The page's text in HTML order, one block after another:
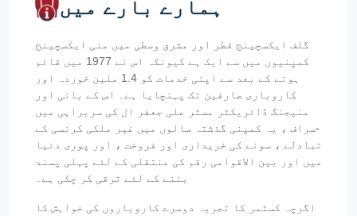
ہمارے بارے میں
گلف ایکسچینج قطر اور مشرق وسطی میں منی ایکسچینج
کمپنیوں میں سے ایک ہے کیونکہ اس نے 1977 میں قائم
ہونے کے بعد سے اپنی خدمات کو 1.4 ملین خوردہ اور
کاروباری صارفین تک پہنچایا ہے۔ اس کے بانی اور
منیجنگ ڈائریکٹر مسٹر علی جعفر ال کی سربراہی میں
-سراف ، یہ کمپنی گذشتہ سالوں میں غیر ملکی کرنسی کے
تبادلے ، سونے کی خریداری اور فروخت ، اور پوری دنیا
میں اور بین الاقوامی رقم کی منتقلی کے لئے پہلی پسند
بننے کے لئے ترقی کر چکی ہے۔
اگرچہ کسٹمر کا تجربہ دوسرے کاروباروں کی خواہش کا